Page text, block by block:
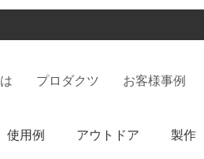
プロダクツ お客様事例
使用例 アウトドア 製作